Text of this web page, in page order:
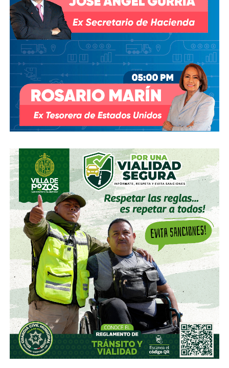
David Martínez es apodado coloquialmente como “El
Fantasma de Wall Street”, y ha adquirido un poder
inmenso en Latinoamérica, especialmente en Argentina,
donde ha servido como negociador para la deuda nacional
y en 2017, fue considerado por Forbes como el hombre
más rico de dicho país. El regiomontano tiene un historial
documentado de tomar control de empresas en
dificultades financieras a partir de deuda: lo hizo con la
textilera CYDSA en los años 90, con la vidriera Vitro entre
2009 y 2012, y con las ya mencionadas Empresas ICA
Algo similar realizó en 2020 con Grupo Aeroportuario
del Centro Norte(OMA), el operador de, entre otros, el
Aeropuerto Ponciano Arriaga de la capital potosina.
Fintech compró primero acciones especiales que
garantizaban el control de la aeroportuaria y luego
concretó una oferta pública con la que en julio de 2021,
alcanzó el 30.1% de participación económica, suficiente
para mantener el control hasta que lo vendieron a la
francesa Vinci Airports en 2022 (El Economista, dic. 2020
y jul. 2021; Folleto Informativo Definitivo, Bolsa Mexicana
de Valores, may. 2021).
Si bien todos estos empresarios se han aliado en otras
ocasiones (en 2017 ganaron la licitación para construir
el ahora cancelado Aeropuerto de Texcoco),cuando
se otorgó la concesión para la administración de El
Realito, ni Slim ni Martínez ni los copresidentes de